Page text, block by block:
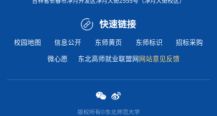
快速链接
校园地图 信息公开 东师黄页 东师标识 招标采购
微心愿 东北高师就业联盟网 网站意见反馈
版权所有©东北师范大学